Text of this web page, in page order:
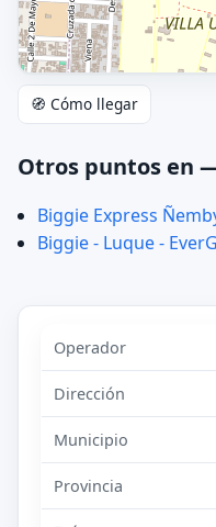
🧭 Cómo llegar
Otros puntos en
Biggie Express
Biggie - Luque -
Operador
Dirección
Municipio
Provincia